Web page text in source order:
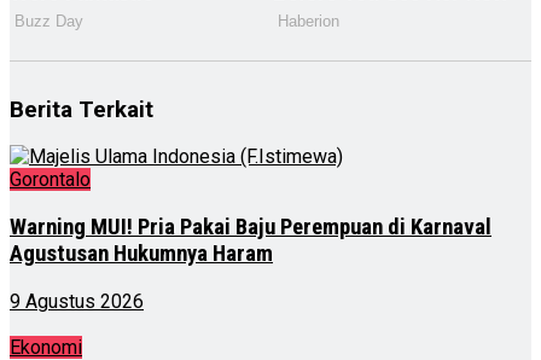
Berita Terkait
Gorontalo
Warning MUI! Pria Pakai Baju Perempuan di Karnaval
Agustusan Hukumnya Haram
9 Agustus 2026
Ekonomi